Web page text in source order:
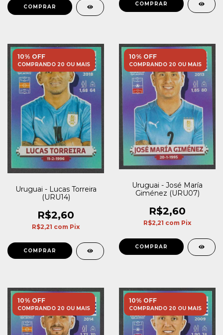
10% OFF
COMPRANDO 20 OU MAIS
Uruguai - Lucas Torreira
(URU14)
R$2,60
R$2,21 com Pix
10% OFF
COMPRANDO 20 OU MAIS
Uruguai - José María
Giménez (URU07)
R$2,60
R$2,21 com Pix
10% OFF
COMPRANDO 20 OU MAIS
10% OFF
COMPRANDO 20 OU MAIS